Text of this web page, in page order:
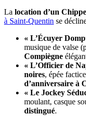
La location d’un
à Saint-Quentin se
« L’Écuyer
musique de valse
Compiègne
« L’Officier de
noires, épée
d’anniversaire à
« Le Jockey
moulant, casque
distingué.